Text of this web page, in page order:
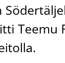
Teemu